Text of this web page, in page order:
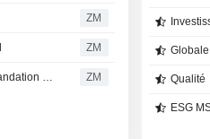
ZM
ZM
VALERO ENERGY CORPORATION : TD Cowen confirme sa recommandation neutre ZM
Globale
Qualité
ESG